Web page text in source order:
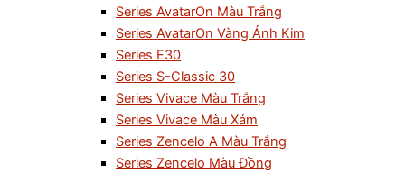
Series AvatarOn Màu Trắng
Series AvatarOn Vàng Ánh Kim
Series E30
Series S-Classic 30
Series Vivace Màu Trắng
Series Vivace Màu Xám
Series Zencelo A Màu Trắng
Series Zencelo Màu Đồng